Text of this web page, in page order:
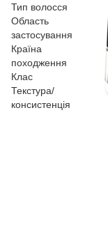
Тип волосся
Область
застосування
Країна
походження
Клас
Текстура/
консистенція